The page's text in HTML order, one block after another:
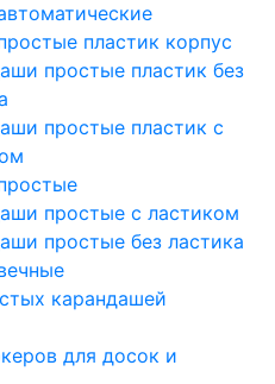
пластик корпус
простые пластик без
простые пластик с
простые с ластиком
простые без ластика
карандашей
для досок и